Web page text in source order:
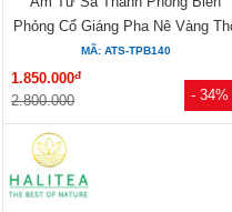
- 34%
Phỏng Cổ Giáng Pha Nê Vàng
Sa 140ml...
MÃ: ATS-TPB140
1.850.000đ
2.800.000